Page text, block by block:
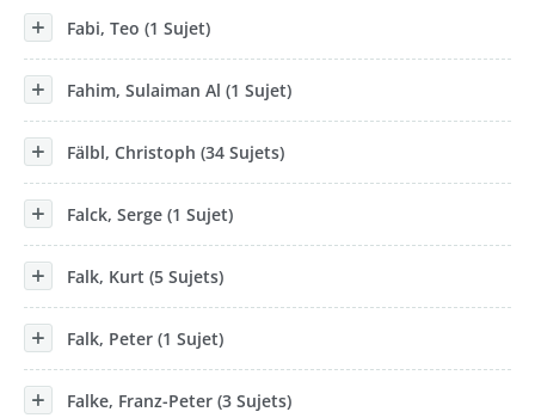
Fabi, Teo (1 Sujet)
Fahim, Sulaiman Al (1 Sujet)
Fälbl, Christoph (34 Sujets)
Falck, Serge (1 Sujet)
Falk, Kurt (5 Sujets)
Falk, Peter (1 Sujet)
Falke, Franz-Peter (3 Sujets)